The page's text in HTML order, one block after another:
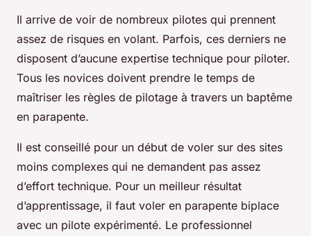
Il arrive de voir de nombreux pilotes qui prennent
assez de risques en volant. Parfois, ces derniers ne
disposent d’aucune expertise technique pour piloter.
Tous les novices doivent prendre le temps de
maîtriser les règles de pilotage à travers un baptême
en parapente.
Il est conseillé pour un début de voler sur des sites
moins complexes qui ne demandent pas assez
d’effort technique. Pour un meilleur résultat
d’apprentissage, il faut voler en parapente biplace
avec un pilote expérimenté. Le professionnel